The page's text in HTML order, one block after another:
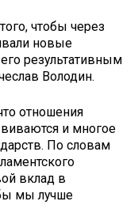
чтобы через
новые
результативным
Володин.
отношения
и многое
По словам
вклад в
мы лучше